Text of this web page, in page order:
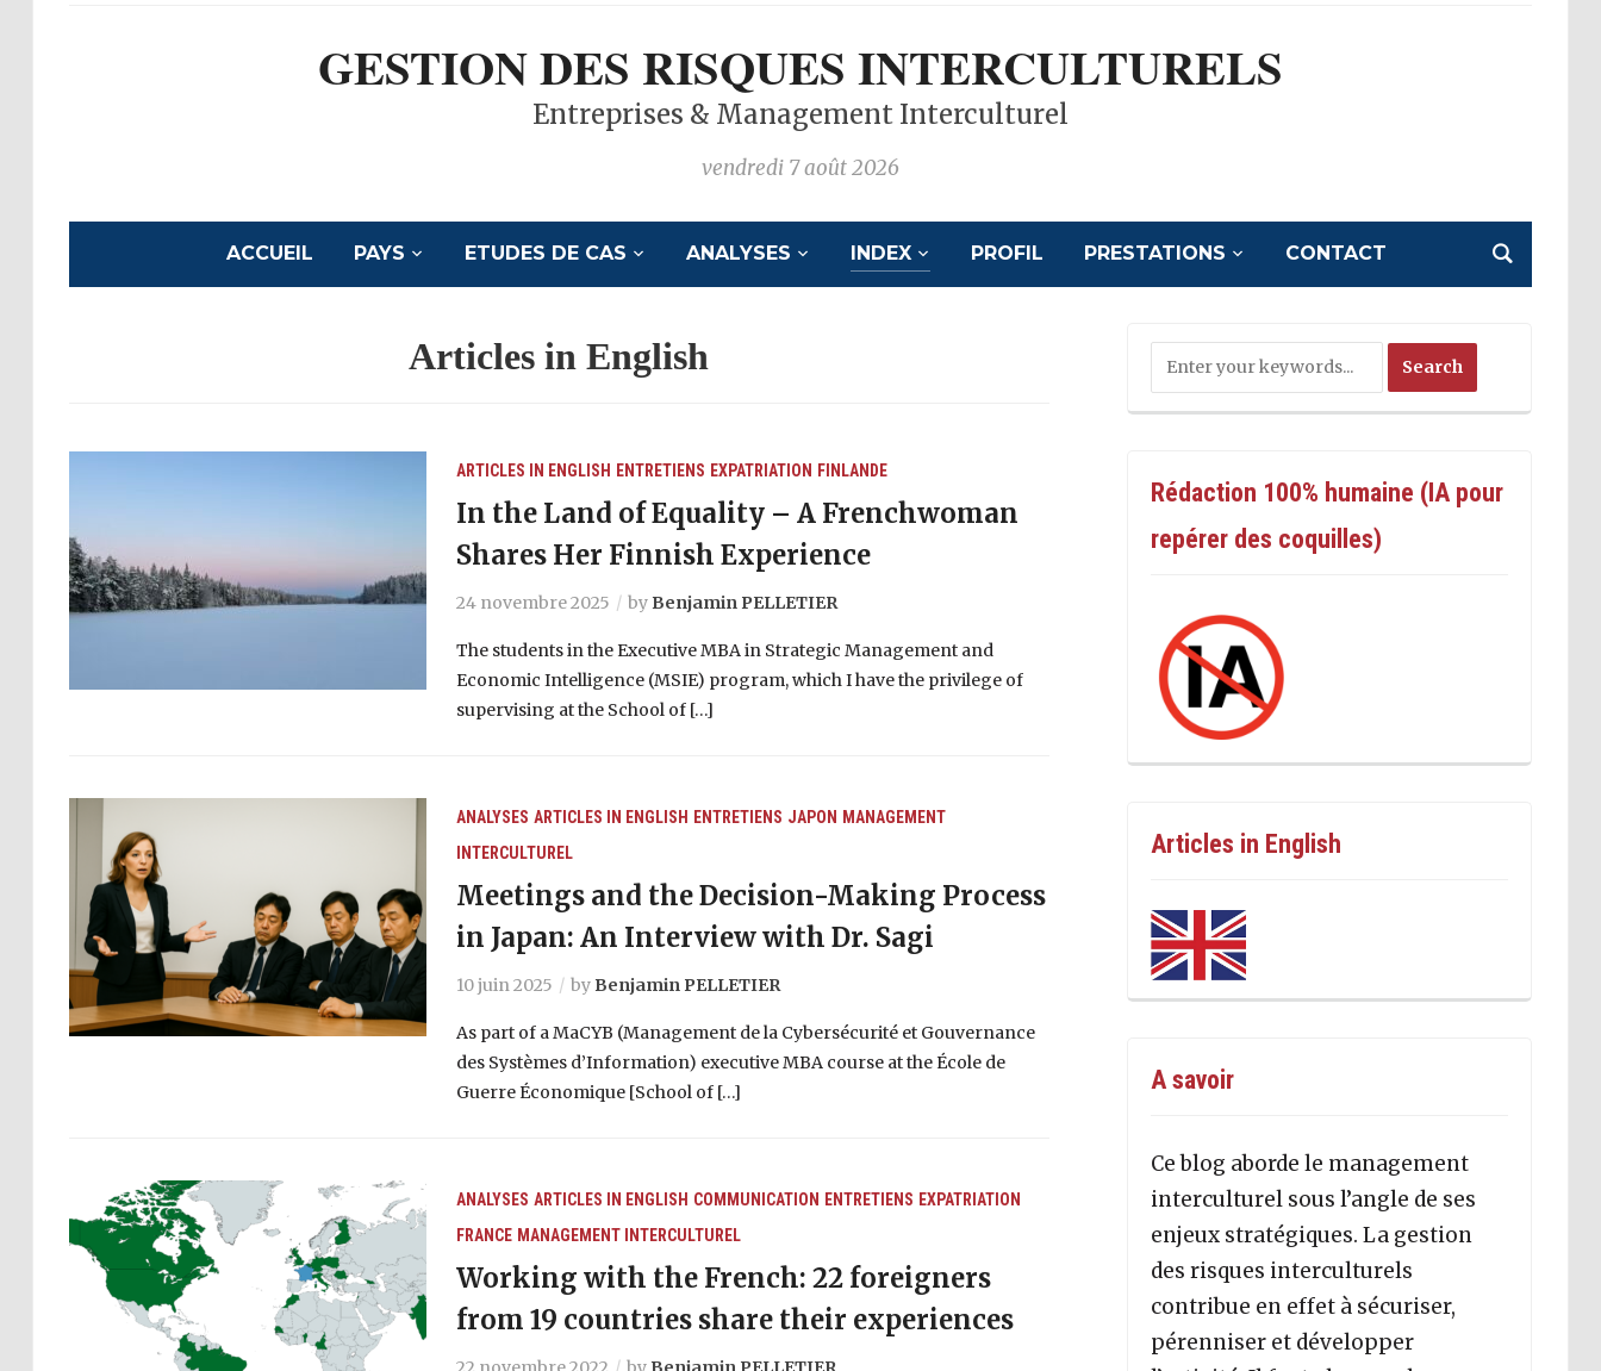
GESTION DES RISQUES INTERCULTURELS
Entreprises & Management Interculturel
vendredi 7 août 2026
ACCUEIL PAYS ETUDES DE CAS ANALYSES INDEX PROFIL PRESTATIONS CONTACT
Articles in English
ARTICLES IN ENGLISH ENTRETIENS EXPATRIATION FINLANDE
In the Land of Equality – A Frenchwoman
Shares Her Finnish Experience
24 novembre 2025 by Benjamin PELLETIER
The students in the Executive MBA in Strategic Management and
Economic Intelligence (MSIE) program, which I have the privilege of
supervising at the School of […]
ANALYSES ARTICLES IN ENGLISH ENTRETIENS JAPON
MANAGEMENT
INTERCULTUREL
Meetings and the Decision-Making Process
in Japan: An Interview with Dr. Sagi
10 juin 2025 by Benjamin PELLETIER
As part of a MaCYB (Management de la Cybersécurité et Gouvernance
des Systèmes d’Information) executive MBA course at the École de
Guerre Économique [School of […]
ANALYSES ARTICLES IN ENGLISH COMMUNICATION ENTRETIENS EXPATRIATION
FRANCE MANAGEMENT INTERCULTUREL
Working with the French: 22 foreigners
from 19 countries share their experiences
Rédaction 100% humaine (IA pour
repérer des coquilles)
Articles in English
A savoir
Ce blog aborde le management
interculturel sous l’angle de ses
enjeux stratégiques. La gestion
des risques interculturels
contribue en effet à sécuriser,
pérenniser et développer